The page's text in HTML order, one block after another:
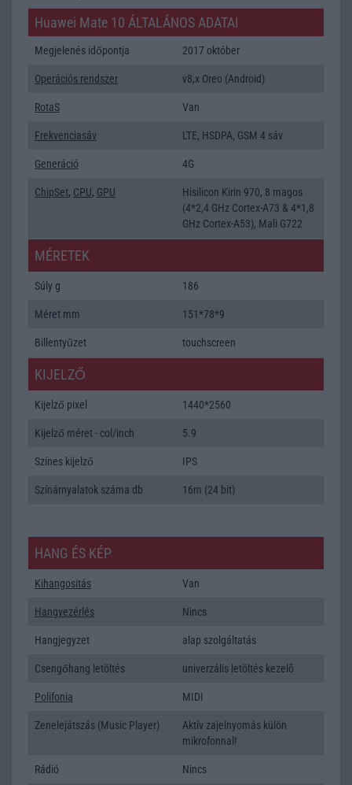
Huawei Mate 10 ÁLTALÁNOS ADATAI
Megjelenés időpontja 2017 október
Operációs rendszer v8,x Oreo (Android)
RotaS Van
Frekvenciasáv LTE, HSDPA, GSM 4 sáv
Generáció 4G
ChipSet, CPU, GPU
Hisilicon Kirin 970, 8 magos
(4*2,4 GHz Cortex-A73 & 4*1,8
GHz Cortex-A53), Mali G722
MÉRETEK
Súly g 186
Méret mm 151*78*9
Billentyűzet touchscreen
KIJELZŐ
Kijelző pixel 1440*2560
Kijelző méret - col/inch 5.9
Színes kijelző IPS
Színárnyalatok száma db 16m (24 bit)
HANG ÉS KÉP
Kihangositás Van
Hangvezérlés Nincs
Hangjegyzet alap szolgáltatás
Csengőhang letöltés univerzális letöltés kezelõ
Polifonia MIDI
Zenelejátszás (Music Player)
Aktív zajelnyomás külön
mikrofonnal!
Rádió Nincs